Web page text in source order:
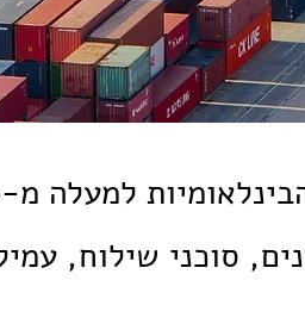
סוכני שילוח,